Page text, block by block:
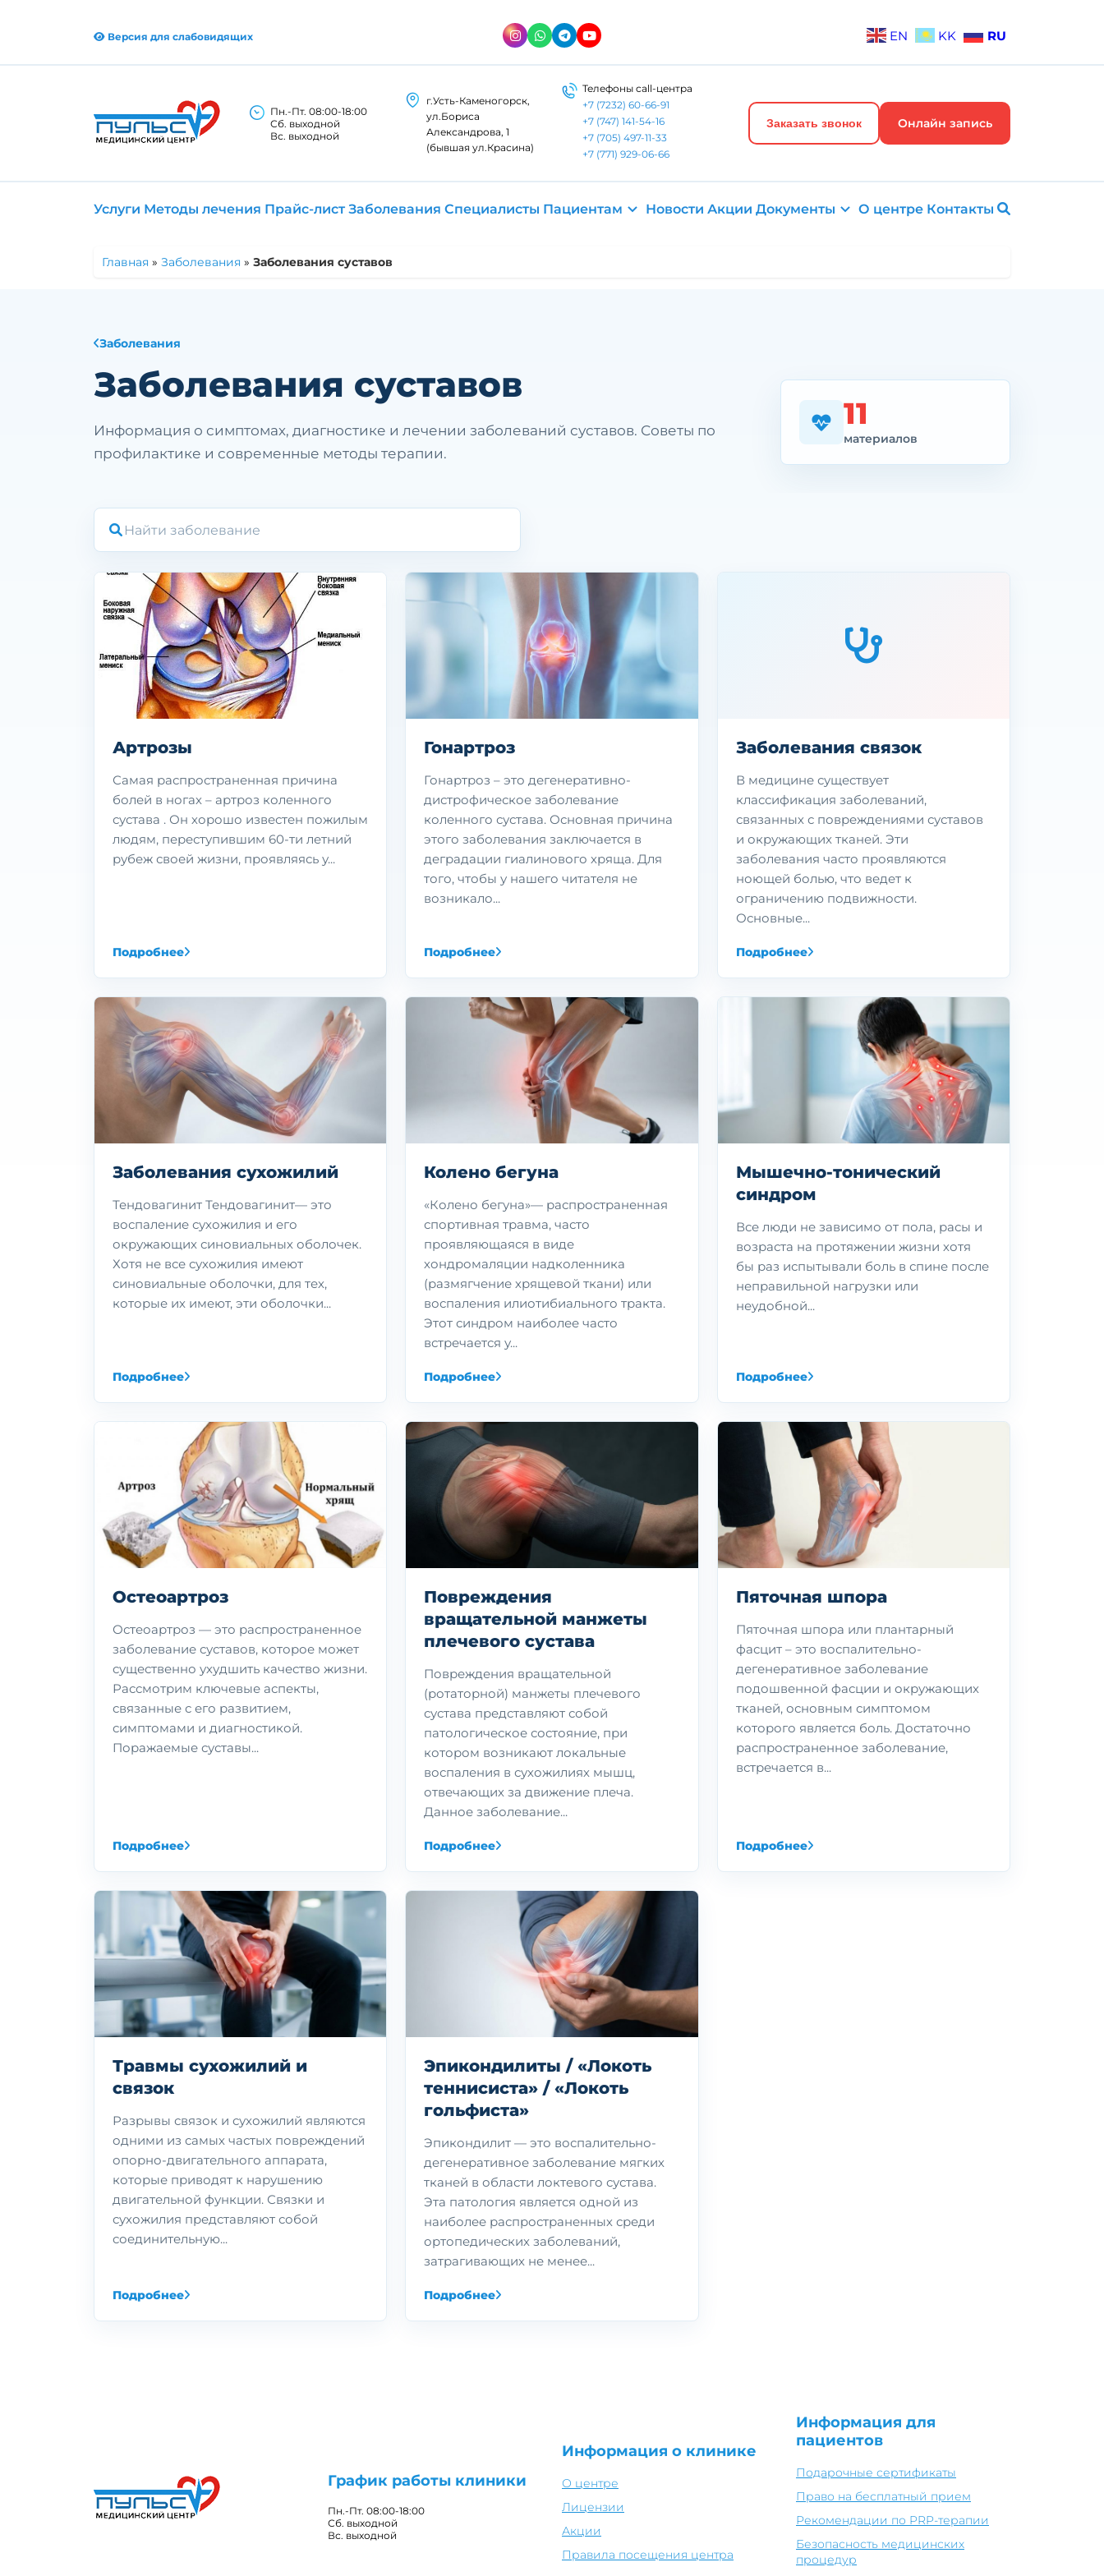
Версия для слабовидящих EN KK RU
Пн.-Пт. 08:00-18:00
Сб. выходной
Вс. выходной
г.Усть-Каменогорск,
ул.​Бориса
Александрова, 1
(бывшая ул.Красина)
Телефоны call-центра
+7 (7232) 60-66-91
+7 (747) 141-54-16
+7 (705) 497-11-33
+7 (771) 929-06-66
Заказать звонок Онлайн запись
Услуги Методы лечения Прайс-лист Заболевания Специалисты Пациентам Новости Акции Документы О центре Контакты
Главная » Заболевания » Заболевания суставов
Заболевания
Заболевания суставов
Информация о симптомах, диагностике и лечении заболеваний суставов. Советы по
профилактике и современные методы терапии.
11
материалов
Артрозы
Самая распространенная причина
болей в ногах – артроз коленного
сустава . Он хорошо известен пожилым
людям, переступившим 60-ти летний
рубеж своей жизни, проявляясь у...
Подробнее
Гонартроз
Гонартроз – это дегенеративно-
дистрофическое заболевание
коленного сустава. Основная причина
этого заболевания заключается в
деградации гиалинового хряща. Для
того, чтобы у нашего читателя не
возникало...
Подробнее
Заболевания связок
В медицине существует
классификация заболеваний,
связанных с повреждениями суставов
и окружающих тканей. Эти
заболевания часто проявляются
ноющей болью, что ведет к
ограничению подвижности.
Основные...
Подробнее
Заболевания сухожилий
Тендовагинит Тендовагинит— это
воспаление сухожилия и его
окружающих синовиальных оболочек.
Хотя не все сухожилия имеют
синовиальные оболочки, для тех,
которые их имеют, эти оболочки...
Подробнее
Колено бегуна
«Колено бегуна»— распространенная
спортивная травма, часто
проявляющаяся в виде
хондромаляции надколенника
(размягчение хрящевой ткани) или
воспаления илиотибиального тракта.
Этот синдром наиболее часто
встречается у...
Подробнее
Мышечно-тонический
синдром
Все люди не зависимо от пола, расы и
возраста на протяжении жизни хотя
бы раз испытывали боль в спине после
неправильной нагрузки или
неудобной...
Подробнее
Остеоартроз
Остеоартроз — это распространенное
заболевание суставов, которое может
существенно ухудшить качество жизни.
Рассмотрим ключевые аспекты,
связанные с его развитием,
симптомами и диагностикой.
Поражаемые суставы...
Подробнее
Повреждения
вращательной манжеты
плечевого сустава
Повреждения вращательной
(ротаторной) манжеты плечевого
сустава представляют собой
патологическое состояние, при
котором возникают локальные
воспаления в сухожилиях мышц,
отвечающих за движение плеча.
Данное заболевание...
Подробнее
Пяточная шпора
Пяточная шпора или плантарный
фасцит – это воспалительно-
дегенеративное заболевание
подошвенной фасции и окружающих
тканей, основным симптомом
которого является боль. Достаточно
распространенное заболевание,
встречается в...
Подробнее
Травмы сухожилий и
связок
Разрывы связок и сухожилий являются
одними из самых частых повреждений
опорно-двигательного аппарата,
которые приводят к нарушению
двигательной функции. Связки и
сухожилия представляют собой
соединительную...
Подробнее
Эпикондилиты / «Локоть
теннисиста» / «Локоть
гольфиста»
Эпикондилит — это воспалительно-
дегенеративное заболевание мягких
тканей в области локтевого сустава.
Эта патология является одной из
наиболее распространенных среди
ортопедических заболеваний,
затрагивающих не менее...
Подробнее
График работы клиники
Пн.-Пт. 08:00-18:00
Сб. выходной
Вс. выходной
Информация о клинике
О центре
Лицензии
Акции
Правила посещения центра
Информация для
пациентов
Подарочные сертификаты
Право на бесплатный прием
Рекомендации по PRP-терапии
Безопасность медицинских
процедур